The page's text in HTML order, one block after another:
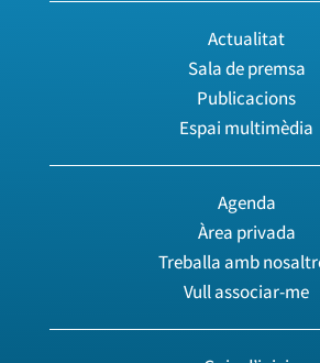
Actualitat
Sala de premsa
Publicacions
Espai multimèdia
Agenda
Àrea privada
Treballa amb
Vull associar-me